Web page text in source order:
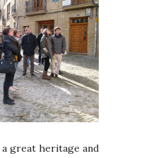
great heritage and